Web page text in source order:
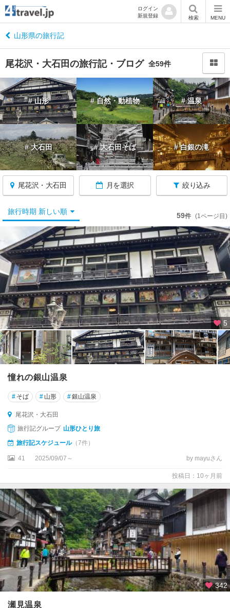
ログイン
新規登録
検索 MENU
山形県の旅行記
尾花沢・大石田の旅行記・ブログ 全59件
# 山形 # 自然・動植物 # 温泉
# 大石田 # 大石田そば # 白銀の滝
尾花沢・大石田 月を選択 絞り込み
山
形
へ
戻
る
山
形
す
べ
て
・
天
童
・
蔵
王
寒
河
江
・
東
根
・
月
山
山
温
寒
河
江
東
根
尾
花
沢
旅行時期 新しい順 59件 (1ページ目)
5
憧れの銀山温泉
# そば # 山形 #銀山温泉
尾花沢・大石田
旅行記グループ 山形ひとり旅
旅行記スケジュール（7件）
41 2025/09/07～ by mayuさん
投稿日：10ヶ月前
342
瀬見温泉